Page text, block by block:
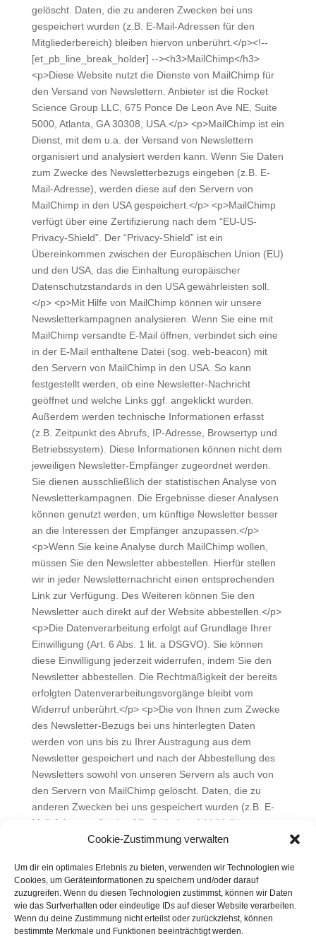
Cookie-Zustimmung verwalten
Um dir ein optimales Erlebnis zu bieten, verwenden wir Technologien wie
Cookies, um Geräteinformationen zu speichern und/oder darauf
zuzugreifen. Wenn du diesen Technologien zustimmst, können wir Daten
wie das Surfverhalten oder eindeutige IDs auf dieser Website verarbeiten.
Wenn du deine Zustimmung nicht erteilst oder zurückziehst, können
bestimmte Merkmale und Funktionen beeinträchtigt werden.
gelöscht. Daten, die zu anderen Zwecken bei uns
gespeichert wurden (z.B. E-Mail-Adressen für den
Mitgliederbereich) bleiben hiervon unberührt.</p><!--
[et_pb_line_break_holder] --><h3>MailChimp</h3>
<p>Diese Website nutzt die Dienste von MailChimp für
den Versand von Newslettern. Anbieter ist die Rocket
Science Group LLC, 675 Ponce De Leon Ave NE, Suite
5000, Atlanta, GA 30308, USA.</p> <p>MailChimp ist ein
Dienst, mit dem u.a. der Versand von Newslettern
organisiert und analysiert werden kann. Wenn Sie Daten
zum Zwecke des Newsletterbezugs eingeben (z.B. E-
Mail-Adresse), werden diese auf den Servern von
MailChimp in den USA gespeichert.</p> <p>MailChimp
verfügt über eine Zertifizierung nach dem “EU-US-
Privacy-Shield”. Der “Privacy-Shield” ist ein
Übereinkommen zwischen der Europäischen Union (EU)
und den USA, das die Einhaltung europäischer
Datenschutzstandards in den USA gewährleisten soll.
</p> <p>Mit Hilfe von MailChimp können wir unsere
Newsletterkampagnen analysieren. Wenn Sie eine mit
MailChimp versandte E-Mail öffnen, verbindet sich eine
in der E-Mail enthaltene Datei (sog. web-beacon) mit
den Servern von MailChimp in den USA. So kann
festgestellt werden, ob eine Newsletter-Nachricht
geöffnet und welche Links ggf. angeklickt wurden.
Außerdem werden technische Informationen erfasst
(z.B. Zeitpunkt des Abrufs, IP-Adresse, Browsertyp und
Betriebssystem). Diese Informationen können nicht dem
jeweiligen Newsletter-Empfänger zugeordnet werden.
Sie dienen ausschließlich der statistischen Analyse von
Newsletterkampagnen. Die Ergebnisse dieser Analysen
können genutzt werden, um künftige Newsletter besser
an die Interessen der Empfänger anzupassen.</p>
<p>Wenn Sie keine Analyse durch MailChimp wollen,
müssen Sie den Newsletter abbestellen. Hierfür stellen
wir in jeder Newsletternachricht einen entsprechenden
Link zur Verfügung. Des Weiteren können Sie den
Newsletter auch direkt auf der Website abbestellen.</p>
<p>Die Datenverarbeitung erfolgt auf Grundlage Ihrer
Einwilligung (Art. 6 Abs. 1 lit. a DSGVO). Sie können
diese Einwilligung jederzeit widerrufen, indem Sie den
Newsletter abbestellen. Die Rechtmäßigkeit der bereits
erfolgten Datenverarbeitungsvorgänge bleibt vom
Widerruf unberührt.</p> <p>Die von Ihnen zum Zwecke
des Newsletter-Bezugs bei uns hinterlegten Daten
werden von uns bis zu Ihrer Austragung aus dem
Newsletter gespeichert und nach der Abbestellung des
Newsletters sowohl von unseren Servern als auch von
den Servern von MailChimp gelöscht. Daten, die zu
anderen Zwecken bei uns gespeichert wurden (z.B. E-
Mail-Adressen für den Mitgliederbereich) bleiben
hiervon unberührt.</p> <p>Näheres entnehmen Sie den
href="https://mailchimp.com/legal/terms/"
target="_blank">https://mailchimp.com/legal/terms/</a>.
</p> <!-- [et_pb_line_break_holder] -->